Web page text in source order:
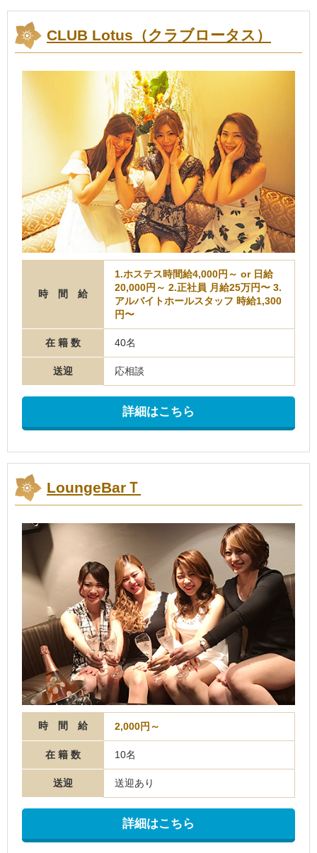
CLUB Lotus（クラブロータス）
時 間 給
1.ホステス時間給4,000円～ or 日給
20,000円～ 2.正社員 月給25万円〜 3.
アルバイトホールスタッフ 時給1,300
円〜
在 籍 数 40名
送迎 応相談
詳細はこちら
LoungeBarＴ
時 間 給 2,000円～
在 籍 数 10名
送迎 送迎あり
詳細はこちら